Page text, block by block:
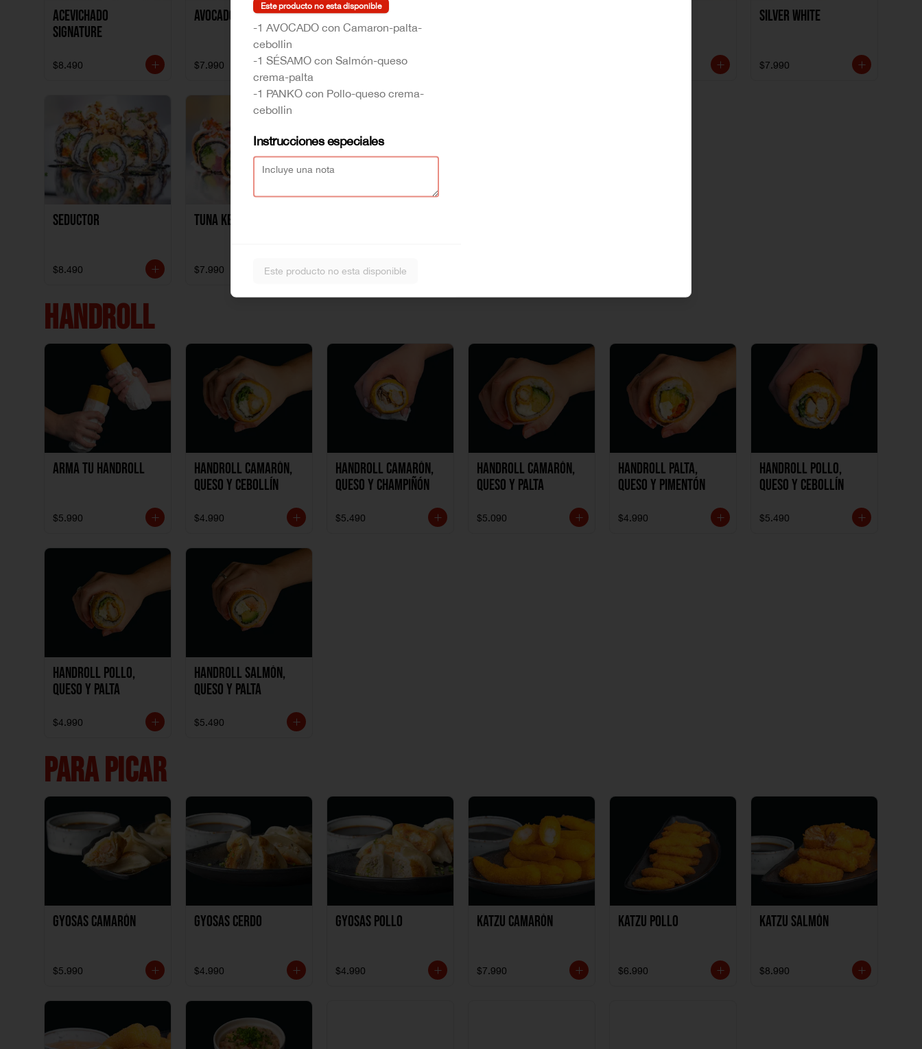
ACEVICHADO
SIGNATURE
$8.490
AVOCADO NIKKEI
$7.990
AVOCADO SIGNATURE
$7.990
SILVER WHITE
$7.990
Seductor
$8.490
TUNA KETO
$7.990
HANDROLL
Arma tu handroll
$5.990
Handroll Camarón,
Queso y Cebollín
$4.990
Handroll Camarón,
Queso y Champiñón
$5.490
Handroll Camarón,
Queso y Palta
$5.090
Handroll Palta,
Queso y Pimentón
$4.990
Handroll Pollo,
Queso y Cebollín
$5.490
Handroll Pollo,
Queso y Palta
$4.990
Handroll Salmón,
Queso y Palta
$5.490
PARA PICAR
Gyosas Camarón
$5.990
Gyosas Cerdo
$4.990
Gyosas Pollo
$4.990
Katzu Camarón
$7.990
Katzu Pollo
$6.990
Katzu Salmón
$8.990
Este producto no esta disponible
-1 AVOCADO con Camaron-palta-
cebollin
-1 SÉSAMO con Salmón-queso
crema-palta
-1 PANKO con Pollo-queso crema-
cebollin
Instrucciones especiales
Este producto no esta disponible